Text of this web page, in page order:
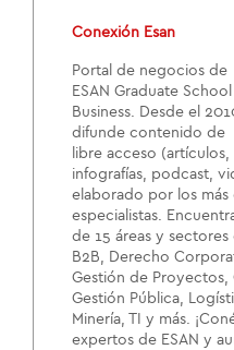
Conexión Esan
Portal de negocios de
ESAN Graduate
Business. Desde el
difunde contenido de
libre acceso (artículos,
infografías, podcast,
elaborado por los más
especialistas.
de 15 áreas y
B2B, Derecho
Gestión de Proyectos,
Gestión Pública,
Minería, TI y más.
expertos de ESAN y